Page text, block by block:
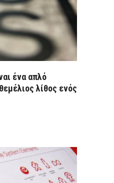
ένα απλό
λίθος ενός